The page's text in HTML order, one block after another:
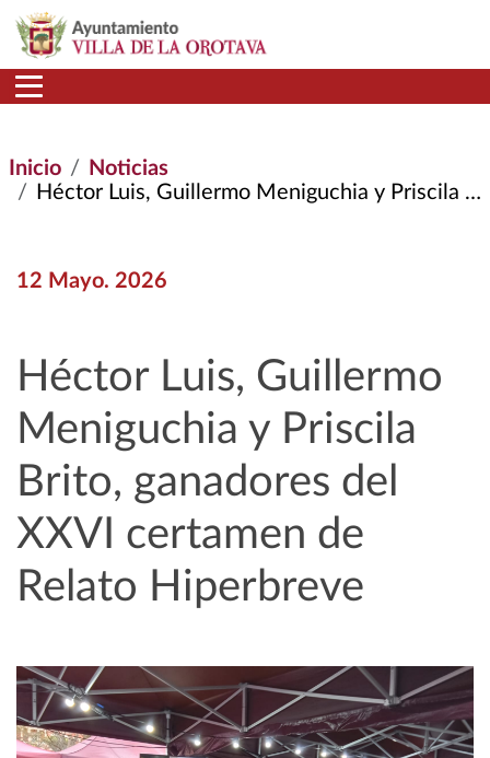
Pasar al contenido principal
Inicio
Noticias
Héctor Luis, Guillermo Meniguchia y Priscila Brito, Ganadores del XXVI Certamen de Relato Hiperbreve
12 Mayo. 2026
Héctor Luis, Guillermo
Meniguchia y Priscila
Brito, ganadores del
XXVI certamen de
Relato Hiperbreve